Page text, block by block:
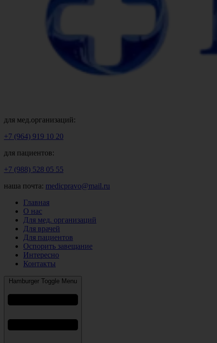
для мед.организаций:
+7 (964) 919 10 20
для пациентов:
+7 (988) 528 05 55
наша почта: medicpravo@mail.ru
Главная
О нас
Для мед. организаций
Для врачей
Для пациентов
Оспорить завещание
Интересно
Контакты
Hamburger Toggle Menu